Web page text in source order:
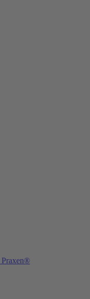
Praxen®